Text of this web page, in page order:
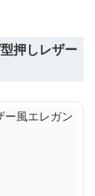
押しレザー